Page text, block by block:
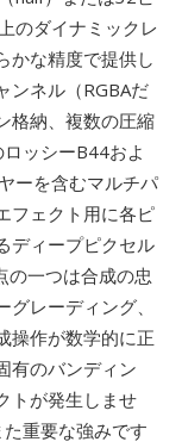
のダイナミックレ
かな精度で提供し
ンネル（RGBAだ
格納、複数の圧縮
ッシーB44およ
ーを含むマルチパ
フェクト用に各ピ
ディープピクセル
の一つは合成の忠
レーディング、
操作が数学的に正
有のバンディン
トが発生しませ
重要な強みです